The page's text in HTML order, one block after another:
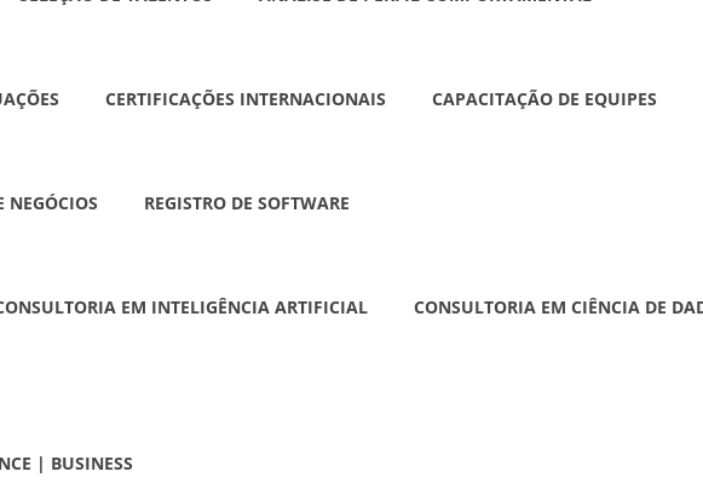
CERTIFICAÇÕES INTERNACIONAIS CAPACITAÇÃO DE EQUIPES
NEGÓCIOS REGISTRO DE SOFTWARE
EM INTELIGÊNCIA ARTIFICIAL CONSULTORIA EM CIÊNCIA DE
| BUSINESS